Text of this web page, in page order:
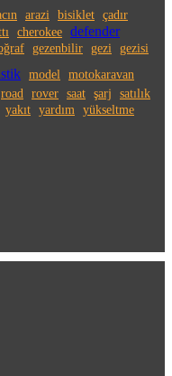
arazi bisiklet çadır
cherokee defender
gezenbilir gezi
gezisi
model motokaravan
road rover saat şarj
satılık
yakıt yardım yükseltme